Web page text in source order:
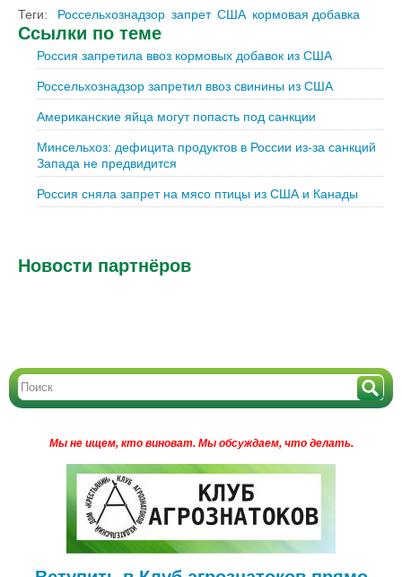
Теги:
Россельхознадзор запрет США кормовая добавка
Ссылки по теме
Россия запретила ввоз кормовых добавок из США
Россельхознадзор запретил ввоз свинины из США
Американские яйца могут попасть под санкции
Минсельхоз: дефицита продуктов в России из-за санкций
Запада не предвидится
Россия сняла запрет на мясо птицы из США и Канады
Новости партнёров
Мы не ищем, кто виноват. Мы обсуждаем, что делать.